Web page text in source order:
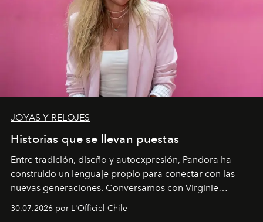
JOYAS Y RELOJES
Historias que se llevan puestas
Entre tradición, diseño y autoexpresión, Pandora ha
construido un lenguaje propio para conectar con las
nuevas generaciones. Conversamos con Virginie
Dubray, la responsable de marketing para
Latinoamérica, sobre identidad, cultura y el valor
30.07.2026 por L'Officiel Chile